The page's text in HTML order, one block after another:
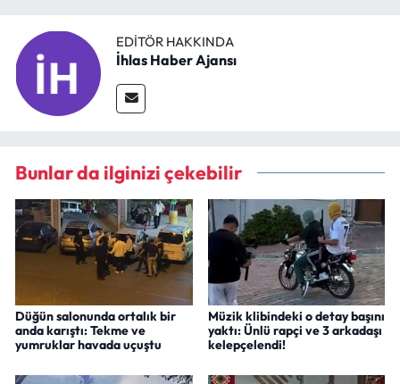
EDITÖR HAKKINDA
İhlas Haber Ajansı
Bunlar da ilginizi çekebilir
Düğün salonunda ortalık bir
anda karıştı: Tekme ve
yumruklar havada uçuştu
Müzik klibindeki o detay başını
yaktı: Ünlü rapçi ve 3 arkadaşı
kelepçelendi!